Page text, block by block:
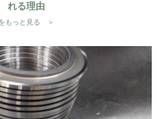
れる理由
もっと見る ＞